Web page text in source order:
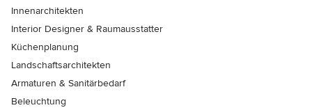
Innenarchitekten
Interior Designer & Raumausstatter
Küchenplanung
Landschaftsarchitekten
Armaturen & Sanitärbedarf
Beleuchtung